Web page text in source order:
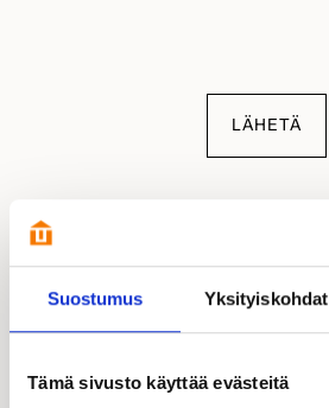
Suostumus Yksityiskohdat
Tämä sivusto käyttää evästeitä
LÄHETÄ